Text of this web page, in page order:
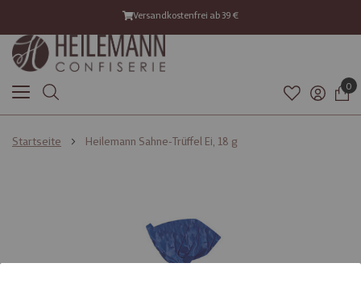
Versandkostenfrei ab 39 €
0
Startseite Heilemann Sahne-Trüffel Ei, 18 g